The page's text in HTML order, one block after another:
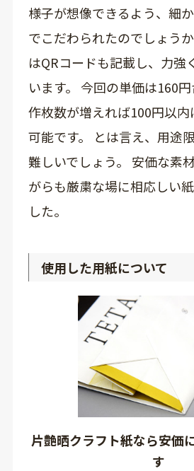
様子が想像できるよう、細
でこだわられたのでしょう
はQRコードも記載し、力強
います。 今回の単価は160
作枚数が増えれば100円以
可能です。 とは言え、用途
難しいでしょう。 安価な素
がらも厳粛な場に相応しい
した。
使用した用紙について
片艶晒クラフト紙なら安価
す